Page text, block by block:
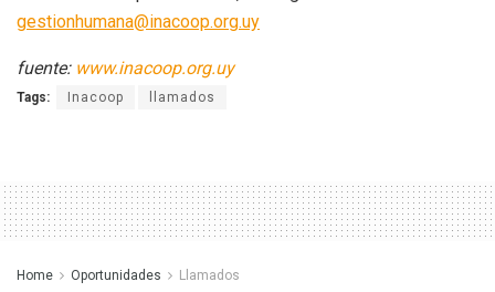
gestionhumana@inacoop.org.uy
fuente: www.inacoop.org.uy
Tags: Inacoop llamados
Home Oportunidades Llamados